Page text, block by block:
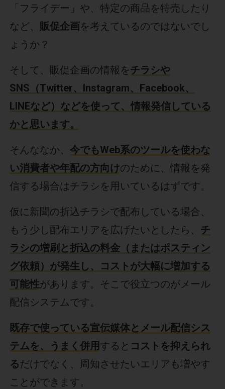
「フライデー」や、特定の商品を特売したり
など、
販促企画を考えているのではないでし
ょうか？
そして、販促企画の情報をチラシや
SNS（Twitter、Instagram、Facebook、
LINEなど）などを使って、情報発信している
かと思います。
そんななか、 今でもWeb系のツールを使わな
い消費者や年配の方向けのために、情報を発
信する場合はチラシを用いているはずです。
仮に新聞の折込チラシで配布している場合、
もう少し配布エリアを広げたいとしたら、 チ
ラシの増刷と折込の料金（またはポスティン
グ依頼）が発生し、コストが大幅に増加する
可能性があります。そこで役立つのがメール
配信システムです。
既存で使っている宣伝媒体とメール配信シス
テムを、うまく併用 すると コストを抑えられ
るだけでなく、周知させたいエリアも増やす
ことができます。